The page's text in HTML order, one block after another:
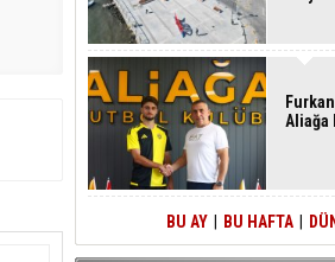
Aliağa
BU AY BU HAFTA DÜN